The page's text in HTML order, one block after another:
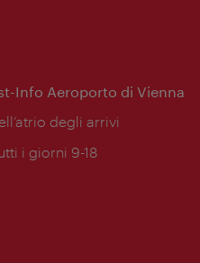
Info Aeroporto di Vienna
degli arrivi
i giorni 9-18